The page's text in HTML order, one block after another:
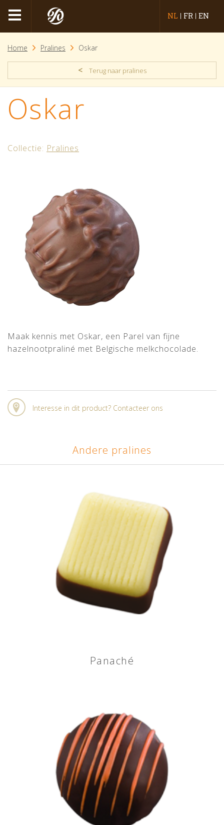
NL FR EN
Home Pralines Oskar
< Terug naar pralines
Oskar
Collectie: Pralines
Maak kennis met Oskar, een Parel van fijne
hazelnootpraliné met Belgische melkchocolade.
Interesse in dit product? Contacteer ons
Andere pralines
Panaché